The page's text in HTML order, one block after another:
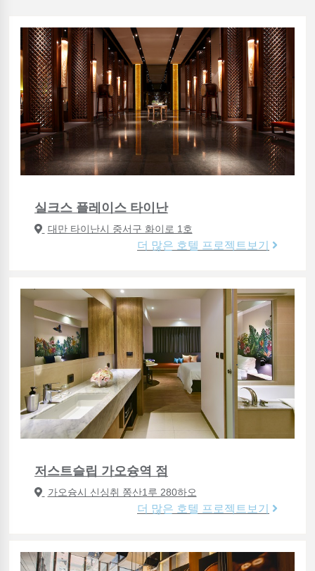
실크스 플레이스 타이난
대만 타이난시 중서구 화이로 1호
더 많은 호텔 프로젝트보기
저스트슬립 가오슝역 점
가오슝시 신싱취 쫑산1루 280하오
더 많은 호텔 프로젝트보기